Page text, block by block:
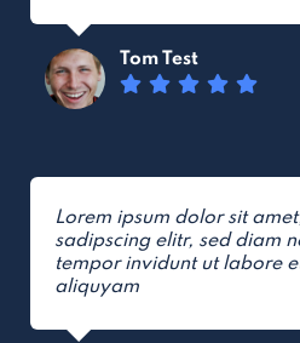
Tom Test
Lorem ipsum dolor sit
sadipscing elitr, sed diam
tempor invidunt ut labore
aliquyam